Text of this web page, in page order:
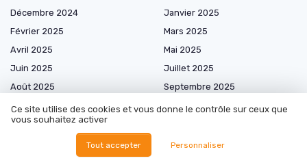
Décembre 2024
Janvier 2025
Février 2025
Mars 2025
Avril 2025
Mai 2025
Juin 2025
Juillet 2025
Août 2025
Septembre 2025
Octobre 2025
Novembre 2025
Janvier 2026
Mai 2026
Ce site utilise des cookies et vous donne le contrôle sur ceux que
vous souhaitez activer
Tout accepter Personnaliser